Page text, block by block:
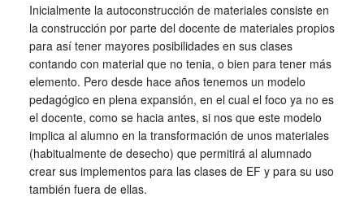
Inicialmente la autoconstrucción de materiales consiste en
la construcción por parte del docente de materiales propios
para así tener mayores posibilidades en sus clases
contando con material que no tenia, o bien para tener más
elemento. Pero desde hace años tenemos un modelo
pedagógico en plena expansión, en el cual el foco ya no es
el docente, como se hacia antes, si nos que este modelo
implica al alumno en la transformación de unos materiales
(habitualmente de desecho) que permitirá al alumnado
crear sus implementos para las clases de EF y para su uso
también fuera de ellas.